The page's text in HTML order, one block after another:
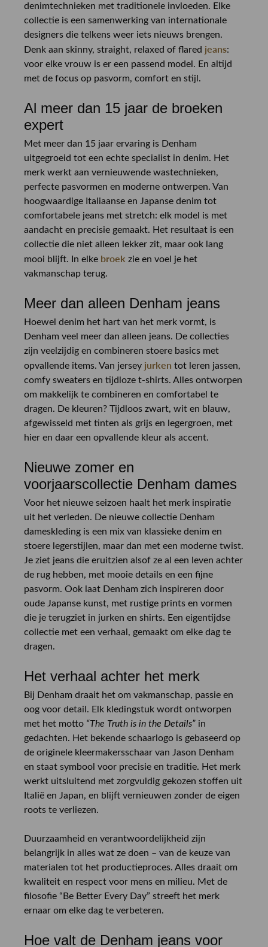
denimtechnieken met traditionele invloeden. Elke
collectie is een samenwerking van internationale
designers die telkens weer iets nieuws brengen.
Denk aan skinny, straight, relaxed of flared jeans:
voor elke vrouw is er een passend model. En altijd
met de focus op pasvorm, comfort en stijl.
Al meer dan 15 jaar de broeken
expert
Met meer dan 15 jaar ervaring is Denham
uitgegroeid tot een echte specialist in denim. Het
merk werkt aan vernieuwende wastechnieken,
perfecte pasvormen en moderne ontwerpen. Van
hoogwaardige Italiaanse en Japanse denim tot
comfortabele jeans met stretch: elk model is met
aandacht en precisie gemaakt. Het resultaat is een
collectie die niet alleen lekker zit, maar ook lang
mooi blijft. In elke broek zie en voel je het
vakmanschap terug.
Meer dan alleen Denham jeans
Hoewel denim het hart van het merk vormt, is
Denham veel meer dan alleen jeans. De collecties
zijn veelzijdig en combineren stoere basics met
opvallende items. Van jersey jurken tot leren jassen,
comfy sweaters en tijdloze t-shirts. Alles ontworpen
om makkelijk te combineren en comfortabel te
dragen. De kleuren? Tijdloos zwart, wit en blauw,
afgewisseld met tinten als grijs en legergroen, met
hier en daar een opvallende kleur als accent.
Nieuwe zomer en
voorjaarscollectie Denham dames
Voor het nieuwe seizoen haalt het merk inspiratie
uit het verleden. De nieuwe collectie Denham
dameskleding is een mix van klassieke denim en
stoere legerstijlen, maar dan met een moderne twist.
Je ziet jeans die eruitzien alsof ze al een leven achter
de rug hebben, met mooie details en een fijne
pasvorm. Ook laat Denham zich inspireren door
oude Japanse kunst, met rustige prints en vormen
die je terugziet in jurken en shirts. Een eigentijdse
collectie met een verhaal, gemaakt om elke dag te
dragen.
Het verhaal achter het merk
Bij Denham draait het om vakmanschap, passie en
oog voor detail. Elk kledingstuk wordt ontworpen
met het motto “The Truth is in the Details” in
gedachten. Het bekende schaarlogo is gebaseerd op
de originele kleermakersschaar van Jason Denham
en staat symbool voor precisie en traditie. Het merk
werkt uitsluitend met zorgvuldig gekozen stoffen uit
Italië en Japan, en blijft vernieuwen zonder de eigen
roots te verliezen.
Duurzaamheid en verantwoordelijkheid zijn
belangrijk in alles wat ze doen – van de keuze van
materialen tot het productieproces. Alles draait om
kwaliteit en respect voor mens en milieu. Met de
filosofie “Be Better Every Day” streeft het merk
ernaar om elke dag te verbeteren.
Hoe valt de Denham jeans voor